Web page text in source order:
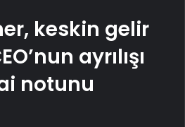
keskin gelir
ayrılışı
notunu